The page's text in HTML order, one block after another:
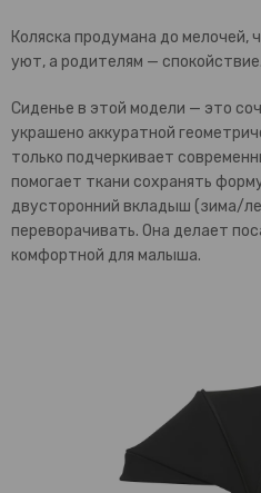
Коляска продумана до
уют, а родителям — спокойствие.
Сиденье в этой модели — это
украшено аккуратной
только подчеркивает
помогает ткани сохранять
двусторонний вкладыш (зима/
переворачивать. Она делает
комфортной для малыша.